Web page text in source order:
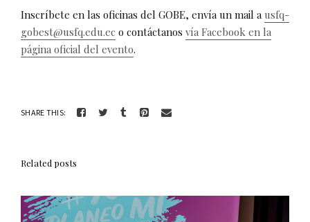
Inscríbete en las oficinas del GOBE, envía un mail a usfq-
gobest@usfq.edu.ec o contáctanos vía Facebook en la
página oficial del evento.
SHARE THIS:
Related posts